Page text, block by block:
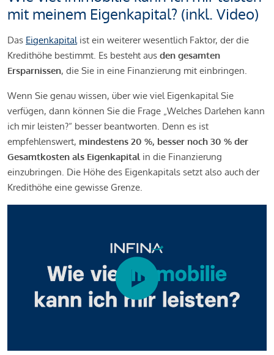
mit meinem Eigenkapital? (inkl. Video)
Das Eigenkapitalist ein weiterer wesentlich Faktor, der die
Kredithöhe bestimmt. Es besteht aus den gesamten
Ersparnissen, die Sie in eine Finanzierung mit einbringen.
Wenn Sie genau wissen, über wie viel Eigenkapital Sie
verfügen, dann können Sie die Frage „Welches Darlehen kann
ich mir leisten?“ besser beantworten. Denn es ist
empfehlenswert, mindestens 20 %, besser noch 30 % der
Gesamtkosten als Eigenkapital in die Finanzierung
einzubringen. Die Höhe des Eigenkapitals setzt also auch der
Kredithöhe eine gewisse Grenze.